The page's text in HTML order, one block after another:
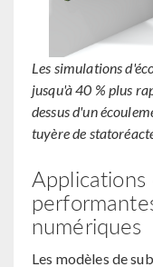
Les simulations
jusqu'à 40 % plus
dessus d'un
tuyère de
numériques
Les modèles de